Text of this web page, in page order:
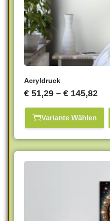
Acryldruck
€ 51,29 – € 145,82
Variante Wählen